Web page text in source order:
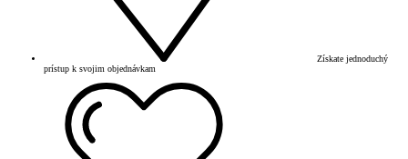
Získate jednoduchý
prístup k svojim objednávkam